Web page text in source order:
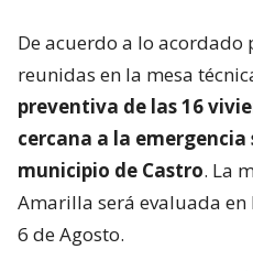
De acuerdo a lo
reunidas en la mesa
preventiva de las 16
cercana a la
municipio de Castro. La
Amarilla será evaluada en
6 de Agosto.